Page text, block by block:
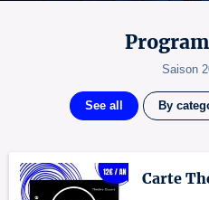
Saison
See all By
Carte